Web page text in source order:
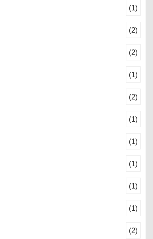
(1)
(2)
(2)
(1)
(2)
(1)
(1)
(1)
(1)
(1)
(2)